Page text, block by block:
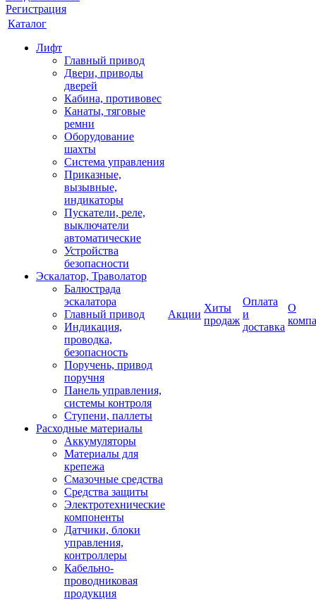
Регистрация
Каталог
Лифт
Главный привод
Двери, приводы
дверей
Кабина, противовес
Канаты, тяговые
ремни
Оборудование
шахты
Система управления
Приказные,
вызывные,
индикаторы
Пускатели, реле,
выключатели
автоматические
Устройства
безопасности
Эскалатор, Траволатор
Балюстрада
эскалатора
Главный привод
Индикация,
проводка,
безопасность
Поручень, привод
поручня
Панель управления,
системы контроля
Ступени, паллеты
Расходные материалы
Аккумуляторы
Материалы для
крепежа
Смазочные средства
Средства защиты
Электротехнические
компоненты
Датчики, блоки
управления,
контроллеры
Кабельно-
проводниковая
продукция
Акции
Хиты
продаж
Оплата
и
доставка
О